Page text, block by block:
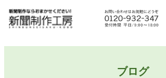
ブログ